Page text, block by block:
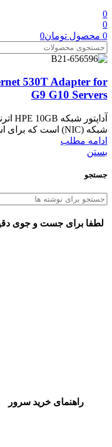
0
0
0 محصول تومان0
530T Adapter for
G9 G10 Servers
شبکه (NIC) است که برای استفاده با سرورهای HPE G8 طرا...
ادامه مطلب
بستن
جستجو
لطفا برای جست و جوی
راهنمای خرید سرور